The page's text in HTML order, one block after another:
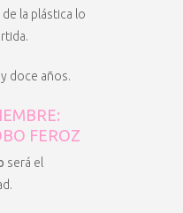
la plástica lo
doce años.
FEROZ
será el